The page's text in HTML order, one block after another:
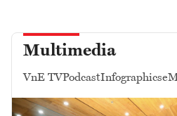
Multimedia
VnE TVPodcastInfographics